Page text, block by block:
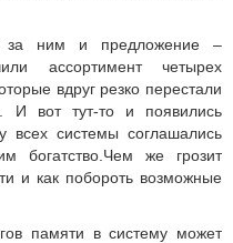
за ним и предложение –
ассортимент четырех
вдруг резко перестали
И вот тут-то и появились
системы соглашались
богатство.Чем же грозит
и как побороть возможные
памяти в систему может